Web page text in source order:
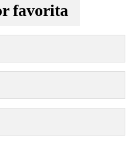
favorita